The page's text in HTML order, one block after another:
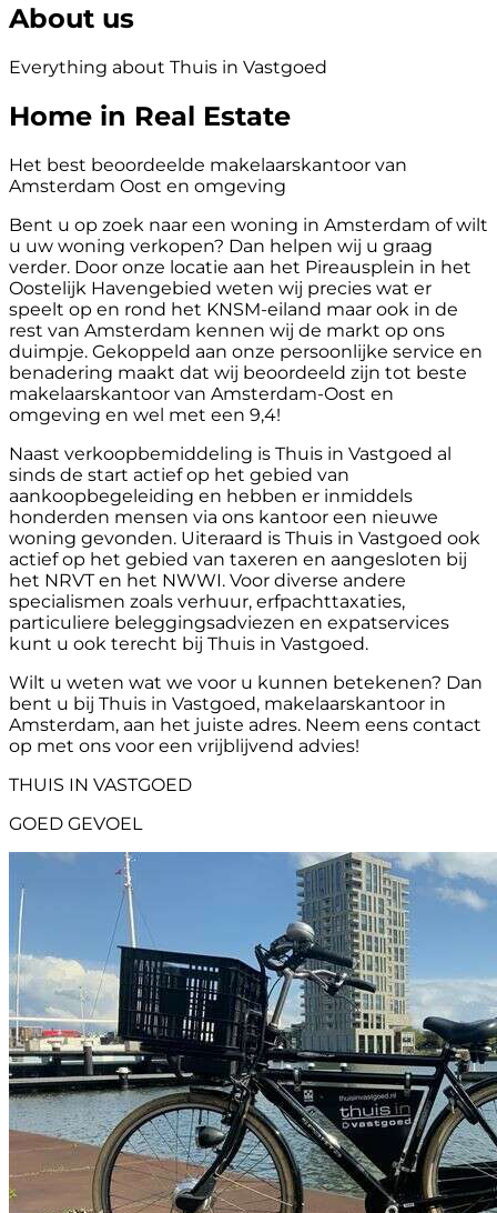
About us
Everything about Thuis in Vastgoed
Home in Real Estate
Het best beoordeelde makelaarskantoor van
Amsterdam Oost en omgeving
Bent u op zoek naar een woning in Amsterdam of wilt
u uw woning verkopen? Dan helpen wij u graag
verder. Door onze locatie aan het Pireausplein in het
Oostelijk Havengebied weten wij precies wat er
speelt op en rond het KNSM-eiland maar ook in de
rest van Amsterdam kennen wij de markt op ons
duimpje. Gekoppeld aan onze persoonlijke service en
benadering maakt dat wij beoordeeld zijn tot beste
makelaarskantoor van Amsterdam-Oost en
omgeving en wel met een 9,4!
Naast verkoopbemiddeling is Thuis in Vastgoed al
sinds de start actief op het gebied van
aankoopbegeleiding en hebben er inmiddels
honderden mensen via ons kantoor een nieuwe
woning gevonden. Uiteraard is Thuis in Vastgoed ook
actief op het gebied van taxeren en aangesloten bij
het NRVT en het NWWI. Voor diverse andere
specialismen zoals verhuur, erfpachttaxaties,
particuliere beleggingsadviezen en expatservices
kunt u ook terecht bij Thuis in Vastgoed.
Wilt u weten wat we voor u kunnen betekenen? Dan
bent u bij Thuis in Vastgoed, makelaarskantoor in
Amsterdam, aan het juiste adres. Neem eens contact
op met ons voor een vrijblijvend advies!
THUIS IN VASTGOED
GOED GEVOEL